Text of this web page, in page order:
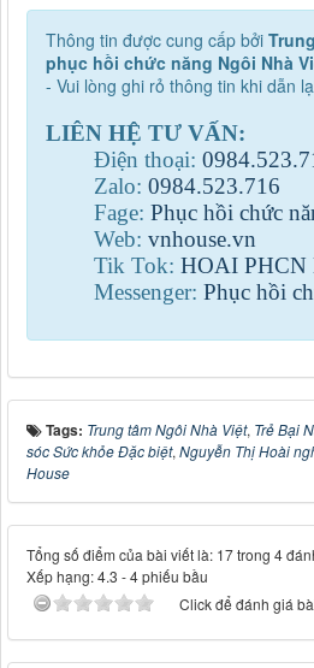
Thông tin được cung cấp bởi
phục hồi chức năng Ngôi Nhà
- Vui lòng ghi rỏ thông tin khi dẫn
LIÊN HỆ TƯ VẤN:
Điện thoại: 0984.523.
Zalo: 0984.523.716
Fage: Phục hồi chức
Web: vnhouse.vn
Tik Tok: HOAI PHCN
Messenger: Phục hồi
Tags: Trung tâm Ngôi Nhà Việt, Trẻ Bại
sóc Sức khỏe Đặc biệt, Nguyễn Thị Hoài
House
Tổng số điểm của bài viết là: 17 trong 4
Xếp hạng:4.3 -4phiếu bầu
Click để đánh giá